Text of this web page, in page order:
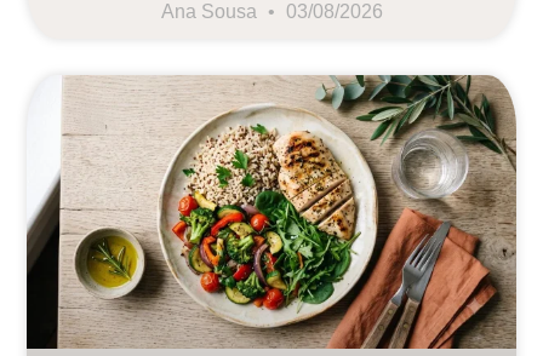
Ana Sousa 03/08/2026